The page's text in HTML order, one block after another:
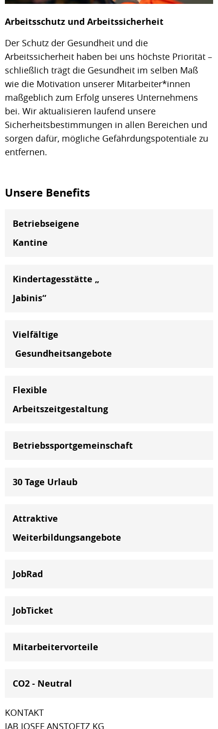
Arbeitsschutz und Arbeitssicherheit
Der Schutz der Gesundheit und die
Arbeitssicherheit haben bei uns höchste Priorität –
schließlich trägt die Gesundheit im selben Maß
wie die Motivation unserer Mitarbeiter*innen
maßgeblich zum Erfolg unseres Unternehmens
bei. Wir aktualisieren laufend unsere
Sicherheitsbestimmungen in allen Bereichen und
sorgen dafür, mögliche Gefährdungspotentiale zu
entfernen.
Unsere Benefits
Betriebseigene
Kantine
Kindertagesstätte „
Jabinis“
Vielfältige
Gesundheitsangebote
Flexible
Arbeitszeitgestaltung
Betriebssportgemeinschaft
30 Tage Urlaub
Attraktive
Weiterbildungsangebote
JobRad
JobTicket
Mitarbeitervorteile
CO2 - Neutral
KONTAKT
JAB JOSEF ANSTOETZ KG